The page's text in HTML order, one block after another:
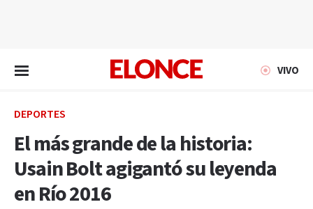
VIVO
DEPORTES
El más grande de la historia:
Usain Bolt agigantó su leyenda
en Río 2016